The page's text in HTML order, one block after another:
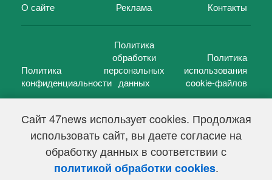
Сайт 47news использует cookies. Продолжая
использовать сайт, вы даете согласие на
обработку данных в соответствии с
политикой обработки cookies.
О сайте Реклама Контакты
Политика
конфиденциальности
Политика
обработки
персональных
данных
Политика
использования
cookie-файлов
47 новостей (47 news)2005 — 2026 г.
Свидетельство о регистрации СМИ Эл № ФС 77-39848, выдано
Федеральной службой по надзору в сфере связи,
информационных технологий и массовых коммуникаций